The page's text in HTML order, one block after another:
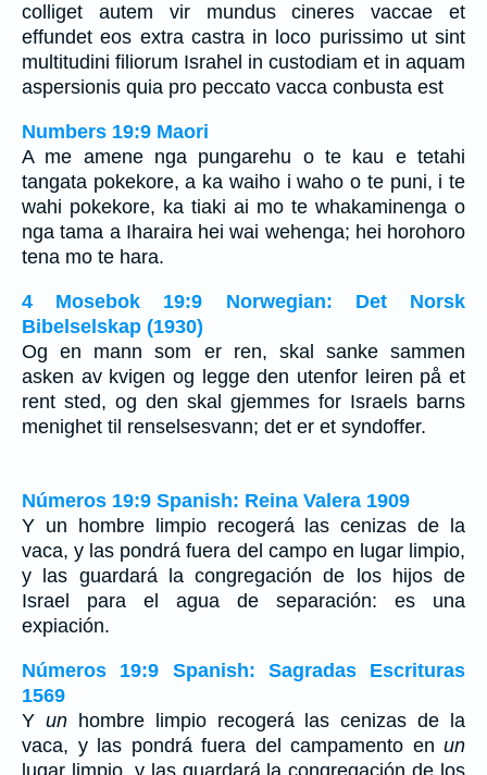
colliget autem vir mundus cineres vaccae et
effundet eos extra castra in loco purissimo ut sint
multitudini filiorum Israhel in custodiam et in aquam
aspersionis quia pro peccato vacca conbusta est
Numbers 19:9 Maori
A me amene nga pungarehu o te kau e tetahi
tangata pokekore, a ka waiho i waho o te puni, i te
wahi pokekore, ka tiaki ai mo te whakaminenga o
nga tama a Iharaira hei wai wehenga; hei horohoro
tena mo te hara.
4 Mosebok 19:9 Norwegian: Det Norsk
Bibelselskap (1930)
Og en mann som er ren, skal sanke sammen
asken av kvigen og legge den utenfor leiren på et
rent sted, og den skal gjemmes for Israels barns
menighet til renselsesvann; det er et syndoffer.
Números 19:9 Spanish: Reina Valera 1909
Y un hombre limpio recogerá las cenizas de la
vaca, y las pondrá fuera del campo en lugar limpio,
y las guardará la congregación de los hijos de
Israel para el agua de separación: es una
expiación.
Números 19:9 Spanish: Sagradas Escrituras
1569
Y unhombre limpio recogerá las cenizas de la
vaca, y las pondrá fuera del campamento en un
lugar limpio, y las guardará la congregación de los